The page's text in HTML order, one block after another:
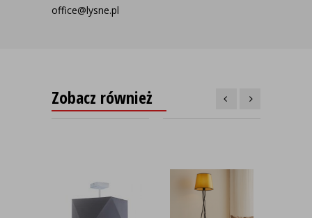
office@lysne.pl
Zobacz również